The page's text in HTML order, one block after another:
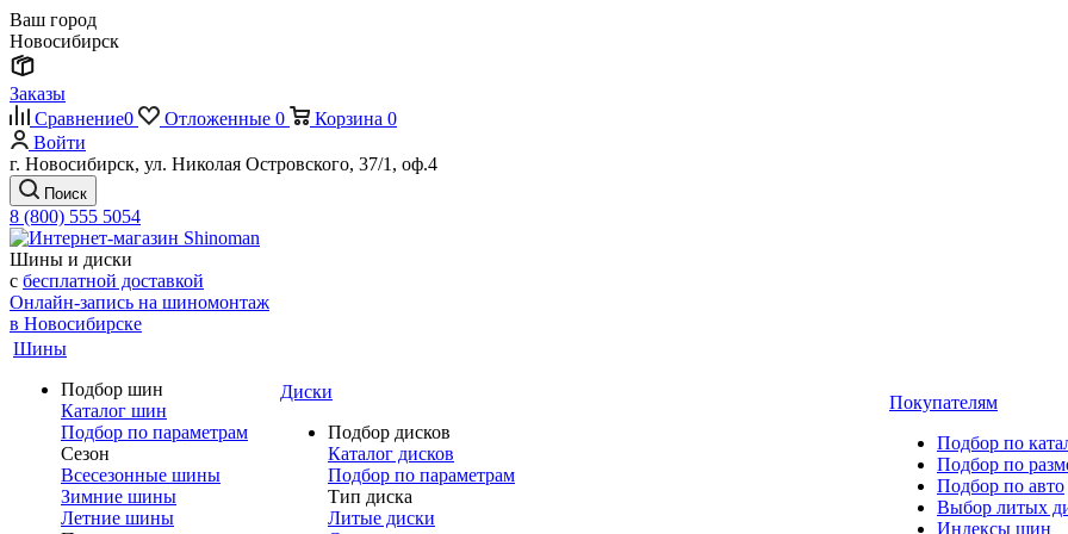
Ваш город
Новосибирск
Заказы
Сравнение0 Отложенные 0 Корзина 0
Войти
г. Новосибирск, ул. Николая Островского, 37/1, оф.4
Поиск
8 (800) 555 5054
Шины и диски
с бесплатной доставкой
Онлайн-запись на шиномонтаж
в Новосибирске
Шины
Подбор шин
Каталог шин
Подбор по параметрам
Сезон
Всесезонные шины
Зимние шины
Летние шины
Диски
Подбор дисков
Каталог дисков
Подбор по параметрам
Тип диска
Литые диски
Покупателям
Подбор по
Подбор по
Подбор по авто
Выбор литых
Индексы шин